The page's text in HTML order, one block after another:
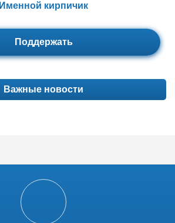
Именной кирпичик
Поддержать
Важные новости